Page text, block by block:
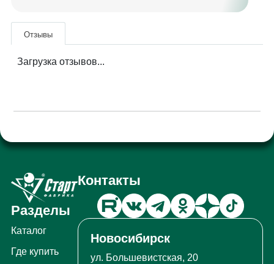
Отзывы
Загрузка отзывов...
Разделы
Каталог
Где купить
Контакты
Новосибирск
ул. Большевистская, 20